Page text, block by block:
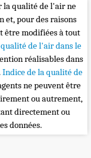
la qualité de l'air ne
et, pour des raisons
être modifiées à tout
de l'air dans le
réalisables dans
Indice de la qualité de
ne peuvent être
ou autrement,
directement ou
données.